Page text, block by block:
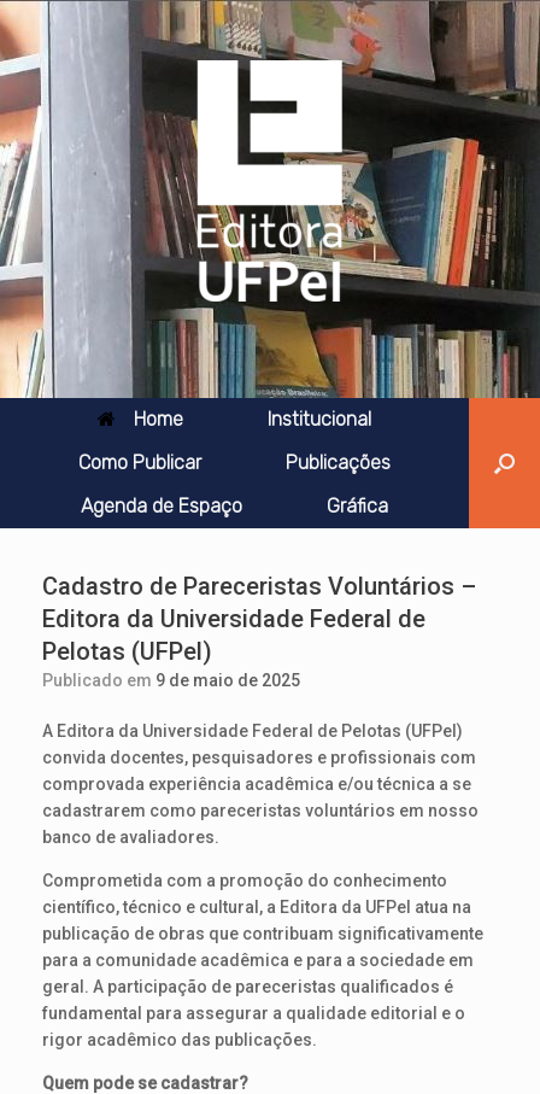
Skip
to
content
Home
Institucional
Como Publicar
Publicações
Agenda de Espaço
Gráfica
Cadastro de Pareceristas Voluntários –
Editora da Universidade Federal de
Pelotas (UFPel)
Publicado em 9 de maio de 2025
A Editora da Universidade Federal de Pelotas (UFPel)
convida docentes, pesquisadores e profissionais com
comprovada experiência acadêmica e/ou técnica a se
cadastrarem como pareceristas voluntários em nosso
banco de avaliadores.
Comprometida com a promoção do conhecimento
científico, técnico e cultural, a Editora da UFPel atua na
publicação de obras que contribuam significativamente
para a comunidade acadêmica e para a sociedade em
geral. A participação de pareceristas qualificados é
fundamental para assegurar a qualidade editorial e o
rigor acadêmico das publicações.
Quem pode se cadastrar?